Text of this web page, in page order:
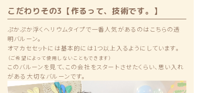
こだわりその3【作るって、技術です。】
ぷかぷか浮くヘリウムタイプで一番人気があるのはこちらの透
明バルーン。
オマカセセットには基本的には1つ以上入るようにしています。
（ご希望によって使用しないこともできます）
このバルーンを見て、この会社をスタートさせたくらい、思い入れ
がある大切なバルーンです。